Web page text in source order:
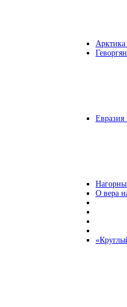
Евразия
О вера